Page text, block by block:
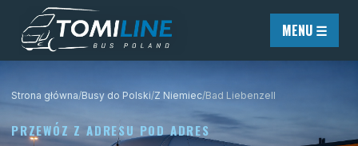
Przejdź do treści
MENU ☰
Strona główna/Busy do Polski/Z Niemiec/Bad Liebenzell
PRZEWÓZ Z ADRESU POD ADRES